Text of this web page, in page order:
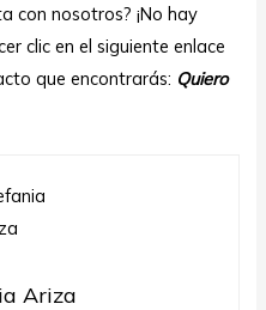
con nosotros? ¡No hay
clic en el siguiente enlace
que encontrarás: Quiero
Ariza